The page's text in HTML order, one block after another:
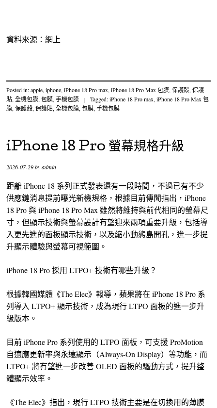
資料來源：網上
Posted in:apple,iphone,iPhone 18 Pro max,iPhone 18 Pro Max 包膜,保護殼,保護
貼,全機包膜,包膜,手機包膜 | Tagged:iPhone 18 Pro max,iPhone 18 Pro Max 包
膜,保護殼,保護貼,全機包膜,包膜,手機包膜
iPhone 18 Pro 螢幕規格升級
2026-07-29byadmin
距離 iPhone 18 系列正式發表還有一段時間，不過已有不少
供應鏈消息提前曝光新機規格，根據目前傳聞指出，iPhone
18 Pro 與 iPhone 18 Pro Max 雖然將維持與前代相同的螢幕尺
寸，但顯示技術與螢幕設計有望迎來兩項重要升級，包括導
入更先進的面板顯示技術，以及縮小動態島開孔，進一步提
升顯示體驗與螢幕可視範圍。
iPhone 18 Pro 採用 LTPO+ 技術有哪些升級？
根據韓國媒體《The Elec》報導，蘋果將在 iPhone 18 Pro 系
列導入 LTPO+ 顯示技術，成為現行 LTPO 面板的進一步升
級版本。
目前 iPhone Pro 系列使用的 LTPO 面板，可支援 ProMotion
自適應更新率與永遠顯示（Always-On Display）等功能，而
LTPO+ 將有望進一步改善 OLED 面板的驅動方式，提升整
體顯示效率。
《The Elec》指出，現行 LTPO 技術主要是在切換用的薄膜